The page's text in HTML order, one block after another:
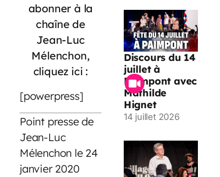
abonner à la
chaîne de
Jean-Luc
Mélenchon,
cliquez ici :
[powerpress]
Point presse de
Jean-Luc
Mélenchon le 24
janvier 2020
Discours du 14
juillet à
Paimpont avec
Mathilde
Hignet
14 juillet 2026